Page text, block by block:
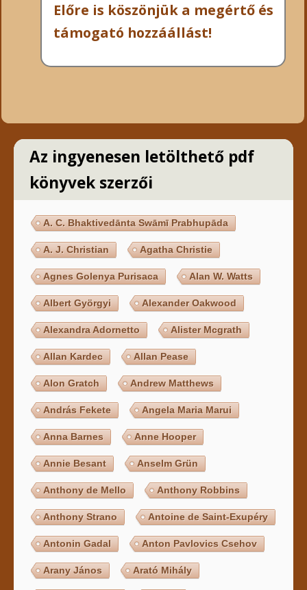
Előre is köszönjük a megértő és
támogató hozzáállást!
Az ingyenesen letölthető pdf
könyvek szerzői
A. C. Bhaktivedānta Swāmī Prabhupāda
A. J. Christian Agatha Christie
Agnes Golenya Purisaca Alan W. Watts
Albert Györgyi Alexander Oakwood
Alexandra Adornetto Alister Mcgrath
Allan Kardec Allan Pease
Alon Gratch Andrew Matthews
András Fekete Angela Maria Marui
Anna Barnes Anne Hooper
Annie Besant Anselm Grün
Anthony de Mello Anthony Robbins
Anthony Strano Antoine de Saint-Exupéry
Antonin Gadal Anton Pavlovics Csehov
Arany János Arató Mihály